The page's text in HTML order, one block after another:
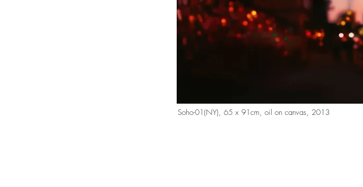
Soho-01(NY), 65 x 91cm, oil on canvas, 2013